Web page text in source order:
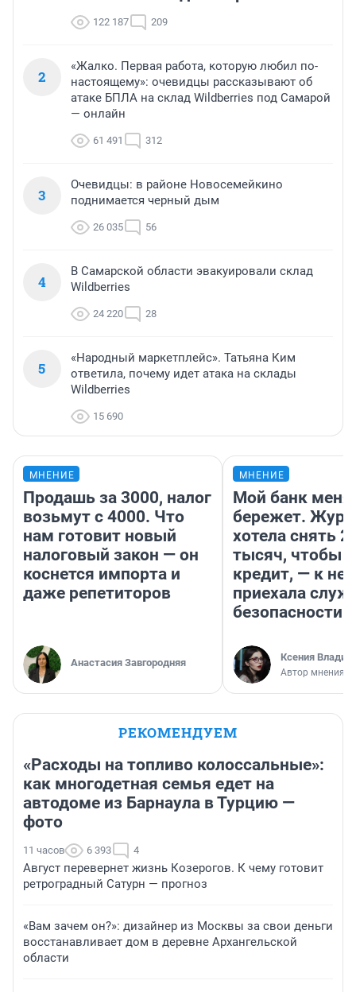
122 187 209
2
«Жалко. Первая работа, которую любил по-
настоящему»: очевидцы рассказывают об
атаке БПЛА на склад Wildberries под Самарой
— онлайн
61 491 312
3
Очевидцы: в районе Новосемейкино
поднимается черный дым
26 035 56
4
В Самарской области эвакуировали склад
Wildberries
24 220 28
5
«Народный маркетплейс». Татьяна Ким
ответила, почему идет атака на склады
Wildberries
15 690
МНЕНИЕ
Продашь за 3000, налог
возьмут с 4000. Что
нам готовит новый
налоговый закон — он
коснется импорта и
даже репетиторов
Анастасия Завгородняя
МНЕНИЕ
Мой банк меня
бережет.
хотела снять
тысяч, чтобы
кредит, — к
приехала
безопасности
Ксения
Автор мнения
РЕКОМЕНДУЕМ
«Расходы на топливо колоссальные»:
как многодетная семья едет на
автодоме из Барнаула в Турцию —
фото
11 часов 6 393 4
Август перевернет жизнь Козерогов. К чему готовит
ретроградный Сатурн — прогноз
«Вам зачем он?»: дизайнер из Москвы за свои деньги
восстанавливает дом в деревне Архангельской
области